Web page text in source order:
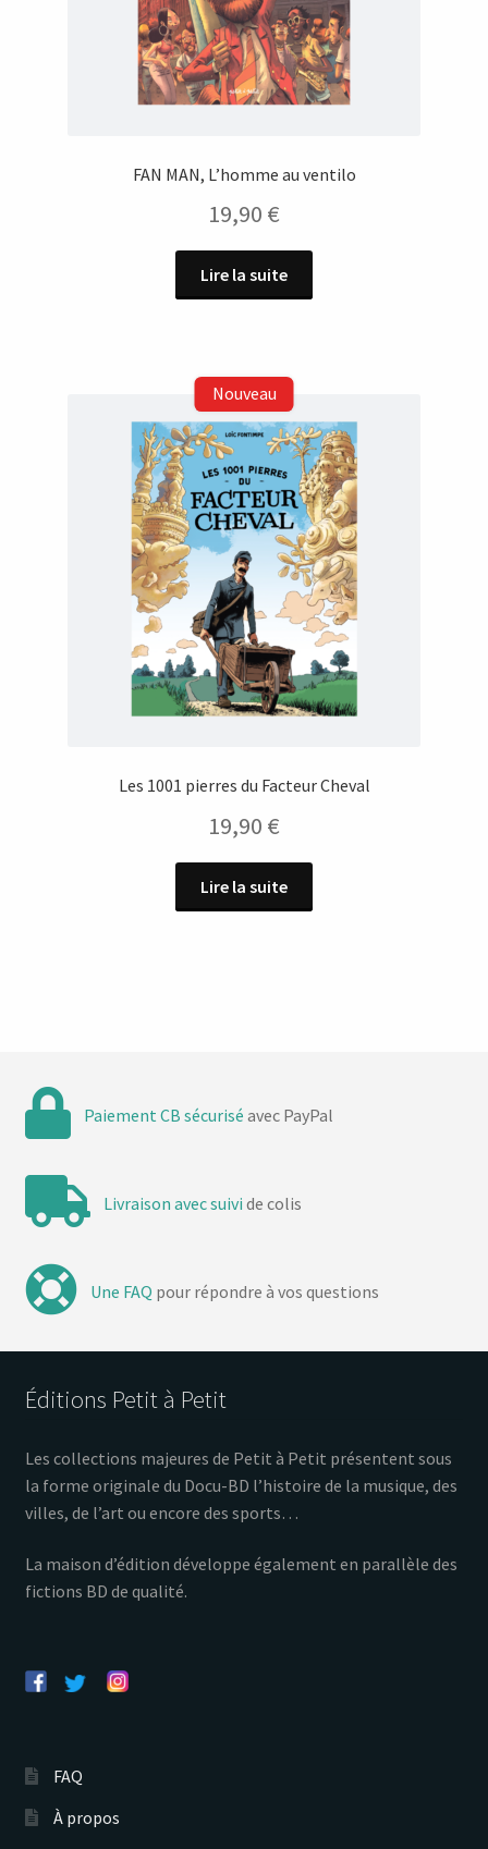
FAN MAN, L’homme au ventilo
19,90 €
Lire la suite
Les 1001 pierres du Facteur Cheval
19,90 €
Lire la suite
Paiement CB sécurisé avec PayPal
Livraison avec suivi de colis
Une FAQ pour répondre à vos questions
Éditions Petit à Petit
Les collections majeures de Petit à Petit présentent sous
la forme originale du Docu-BD l’histoire de la musique, des
villes, de l’art ou encore des sports…
La maison d’édition développe également en parallèle des
fictions BD de qualité.
FAQ
À propos